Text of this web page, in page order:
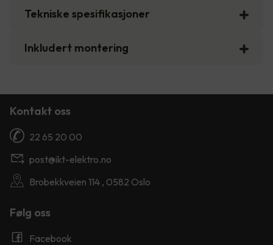
Tekniske spesifikasjoner
Inkludert montering
Kontakt oss
22 65 20 00
post@ikt-elektro.no
Brobekkveien 114 , 0582 Oslo
Følg oss
Facebook